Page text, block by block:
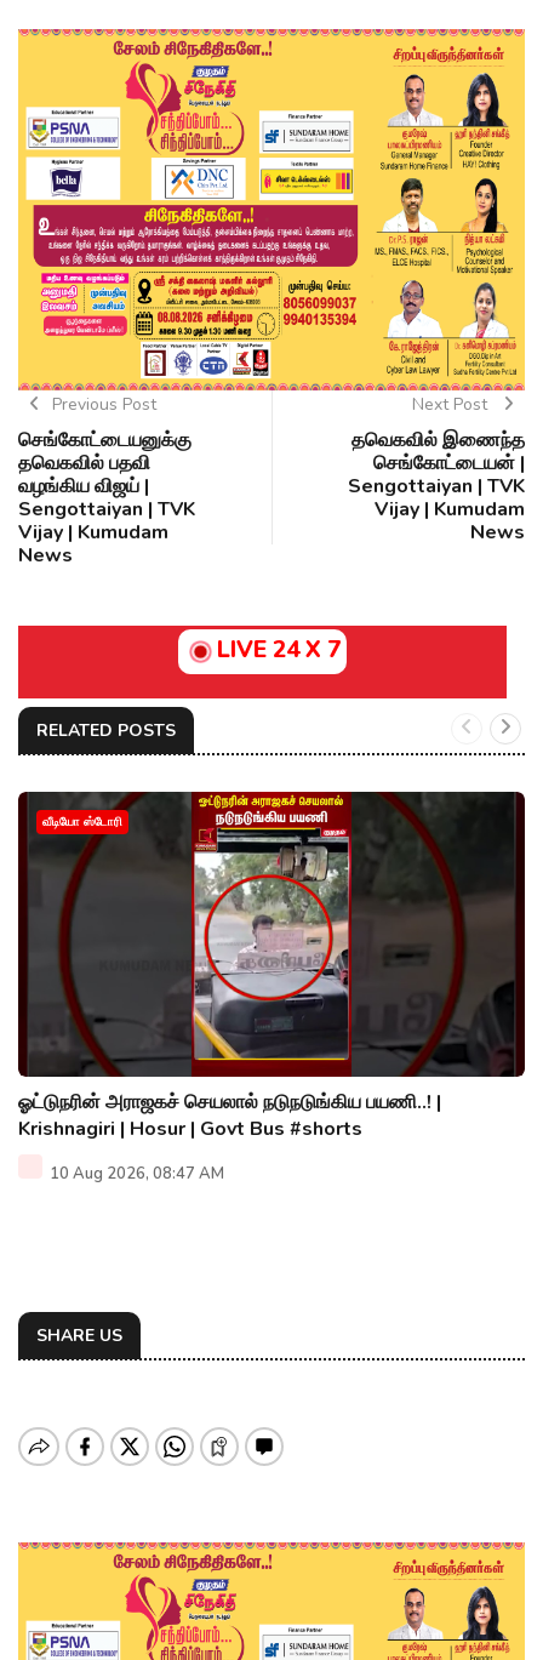
Previous Post
செங்கோட்டையனுக்கு
தவெகவில் பதவி
வழங்கிய விஜய் |
Sengottaiyan | TVK
Vijay | Kumudam
News
Next Post
தவெகவில் இணைந்த
செங்கோட்டையன் |
Sengottaiyan | TVK
Vijay | Kumudam
News
LIVE 24 X 7
RELATED POSTS
வீடியோ ஸ்டோரி
ஓட்டுநரின் அராஜகச் செயலால் நடுநடுங்கிய பயணி..! |
Krishnagiri | Hosur | Govt Bus #shorts
10 Aug 2026, 08:47 AM
SHARE US